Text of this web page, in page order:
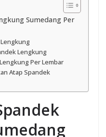
Sumedang Per
Lengkung
Per Lembar
Atap Spandek